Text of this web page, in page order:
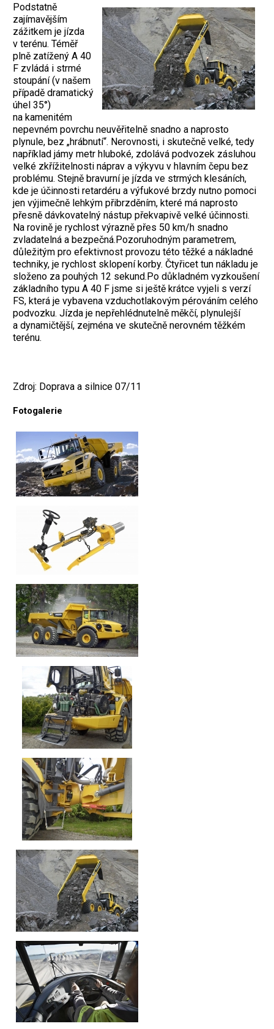
Podstatně
zajímavějším
zážitkem je jízda
v terénu. Téměř
plně zatížený A 40
F zvládá i strmé
stoupání (v našem
případě dramatický
úhel 35°)
na kamenitém
nepevném povrchu neuvěřitelně snadno a naprosto
plynule, bez „hrábnutí“. Nerovnosti, i skutečně velké, tedy
například jámy metr hluboké, zdolává podvozek zásluhou
velké zkřížitelnosti náprav a výkyvu v hlavním čepu bez
problému. Stejně bravurní je jízda ve strmých klesáních,
kde je účinnosti retardéru a výfukové brzdy nutno pomoci
jen výjimečně lehkým přibrzděním, které má naprosto
přesně dávkovatelný nástup překvapivě velké účinnosti.
Na rovině je rychlost výrazně přes 50 km/h snadno
zvladatelná a bezpečná.Pozoruhodným parametrem,
důležitým pro efektivnost provozu této těžké a nákladné
techniky, je rychlost sklopení korby. Čtyřicet tun nákladu je
složeno za pouhých 12 sekund.Po důkladném vyzkoušení
základního typu A 40 F jsme si ještě krátce vyjeli s verzí
FS, která je vybavena vzduchotlakovým pérováním celého
podvozku. Jízda je nepřehlédnutelně měkčí, plynulejší
a dynamičtější, zejména ve skutečně nerovném těžkém
terénu.
Zdroj: Doprava a silnice 07/11
Fotogalerie